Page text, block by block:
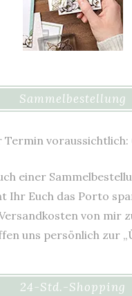
Sammelbestellung
voraussichtlich:
einer
Ihr Euch das Porto
von mir
uns persönlich zur
24-Std.-Shopping